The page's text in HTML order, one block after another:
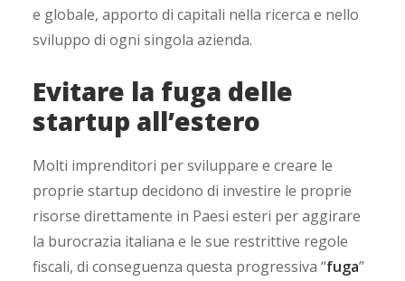
e globale, apporto di capitali nella ricerca e nello
sviluppo di ogni singola azienda.
Evitare la fuga delle
startup all’estero
Molti imprenditori per sviluppare e creare le
proprie startup decidono di investire le proprie
risorse direttamente in Paesi esteri per aggirare
la burocrazia italiana e le sue restrittive regole
fiscali, di conseguenza questa progressiva “fuga”